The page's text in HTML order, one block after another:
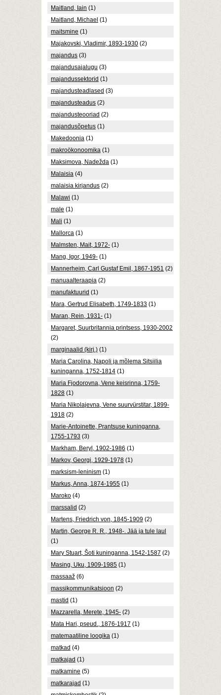
Maitland, Iain (1)
Maitland, Michael (1)
maitsmine (1)
Majakovski, Vladimir, 1893-1930 (2)
majandus (3)
majandusajalugu (3)
majandussektorid (1)
majandusteadlased (3)
majandusteadus (2)
majandusteooriad (2)
majandusõpetus (1)
Makedoonia (1)
makroökonoomika (1)
Maksimova, Nadežda (1)
Malaisia (4)
malaisia kirjandus (2)
Malawi (1)
male (1)
Mali (1)
Mallorca (1)
Malmsten, Mait, 1972- (1)
Mang, Igor, 1949- (1)
Mannerheim, Carl Gustaf Emil, 1867-1951 (2)
manuaalteraapia (2)
manufaktuurid (1)
Mara, Gertrud Elisabeth, 1749-1833 (1)
Maran, Rein, 1931- (1)
Margaret, Suurbritannia printsess, 1930-2002
(2)
marginaalid (kirj.) (1)
Maria Carolina, Napoli ja mõlema Sitsiilia
kuninganna, 1752-1814 (1)
Maria Fjodorovna, Vene keisrinna, 1759-
1828 (1)
Maria Nikolajevna, Vene suurvürstitar, 1899-
1918 (2)
Marie-Antoinette, Prantsuse kuninganna,
1755-1793 (3)
Markham, Beryl, 1902-1986 (1)
Markov, Georgi, 1929-1978 (1)
marksism-leninism (1)
Markus, Anna, 1874-1955 (1)
Maroko (4)
marssalid (2)
Martens, Friedrich von, 1845-1909 (2)
Martin, George R. R., 1948-. Jää ja tule laul
(1)
Mary Stuart, Šoti kuninganna, 1542-1587 (2)
Masing, Uku, 1909-1985 (1)
massaaž (6)
massikommunikatsioon (2)
mastid (1)
Mazzarella, Merete, 1945- (2)
Mata Hari, pseud., 1876-1917 (1)
matemaatiline loogika (1)
matkad (4)
matkajad (1)
matkamine (5)
matkarajad (1)